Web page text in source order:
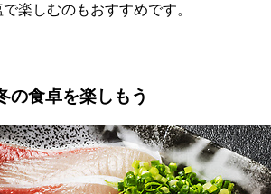
楽しむのもおすすめです。
の食卓を楽しもう